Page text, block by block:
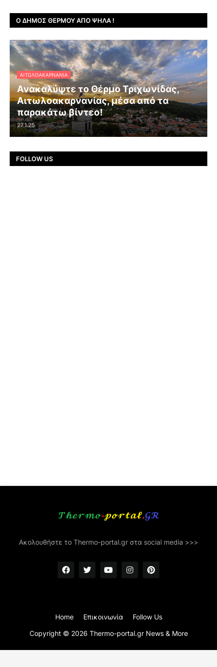
Ο ΔΉΜΟΣ ΘΈΡΜΟΥ ΑΠΌ ΨΗΛΆ !
ΑΙΤΩΛΟΑΚΑΡΝΑΝΊΑ
Ανακαλύψτε το Θέρμο Τριχωνίδας,
Αιτωλοακαρνανίας, μέσα από τα
παρακάτω βίντεο!
27.1.25
FOLLOW US
Ακολουθήστε το Thermo-portal.gr στα social media >>>
Copyright © 2026 Thermo-portal.gr News & More
Home Επικοινωνία Follow Us